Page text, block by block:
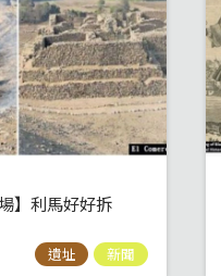
】利馬好好拆
遺址 新聞